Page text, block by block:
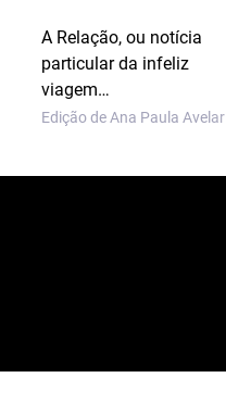
A Relação, ou notícia
particular da infeliz
viagem…
Edição de Ana Paula Avelar